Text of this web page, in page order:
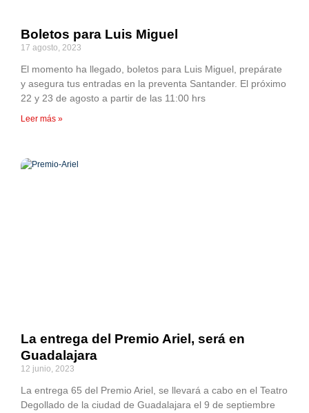
Boletos para Luis Miguel
17 agosto, 2023
El momento ha llegado, boletos para Luis Miguel, prepárate
y asegura tus entradas en la preventa Santander. El próximo
22 y 23 de agosto a partir de las 11:00 hrs
Leer más »
La entrega del Premio Ariel, será en
Guadalajara
12 junio, 2023
La entrega 65 del Premio Ariel, se llevará a cabo en el Teatro
Degollado de la ciudad de Guadalajara el 9 de septiembre